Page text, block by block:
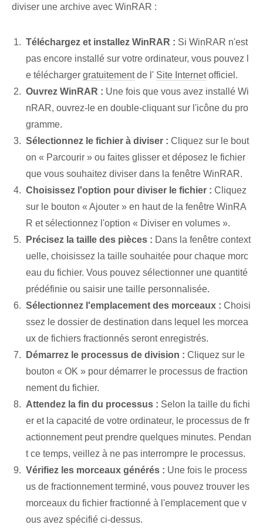
diviser une archive avec WinRAR :
Téléchargez et installez WinRAR : Si WinRAR n'est
pas encore installé sur votre ordinateur, vous pouvez l
e télécharger gratuitementde l' Site Internetofficiel.
Ouvrez WinRAR : Une fois que vous avez installé Wi
nRAR, ouvrez-le en double-cliquant sur l'icône du pro
gramme.
Sélectionnez le fichier à diviser : Cliquez sur le bout
on « Parcourir » ou faites glisser et déposez le fichier
que vous souhaitez diviser dans la fenêtre WinRAR.
Choisissez l'option pour diviser le fichier : Cliquez
sur le bouton « Ajouter » en haut de la fenêtre WinRA
R et sélectionnez l'option « Diviser en volumes ».
Précisez la taille des pièces : Dans la fenêtre context
uelle, choisissez la taille souhaitée pour chaque morc
eau du fichier. Vous pouvez sélectionner une quantité
prédéfinie ou saisir une taille personnalisée.
Sélectionnez l'emplacement des morceaux : Choisi
ssez le dossier de destination dans lequel les morcea
ux de fichiers fractionnés seront enregistrés.
Démarrez le processus de division : Cliquez sur le
bouton « OK » pour démarrer le processus de fraction
nement du fichier.
Attendez la fin du processus : Selon la taille du fichi
er et la capacité de votre ordinateur, le processus de fr
actionnement peut prendre quelques minutes. Pendan
t ce temps, veillez à ne pas interrompre le processus.
Vérifiez les morceaux générés : Une fois le process
us de fractionnement terminé, vous pouvez trouver les
morceaux du fichier fractionné à l'emplacement que v
ous avez spécifié ci-dessus.